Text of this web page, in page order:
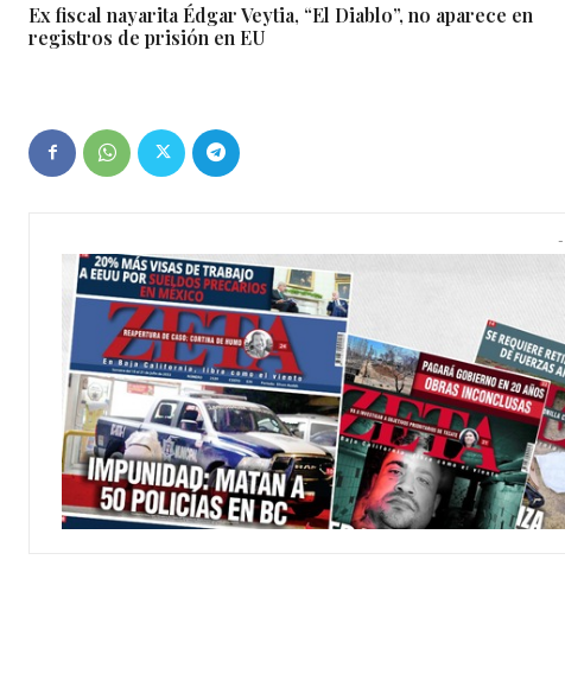
Ex fiscal nayarita Édgar Veytia, “El Diablo”, no aparece en
registros de prisión en EU
-